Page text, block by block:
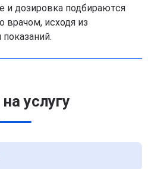
и дозировка подбираются
врачом, исходя из
услугу